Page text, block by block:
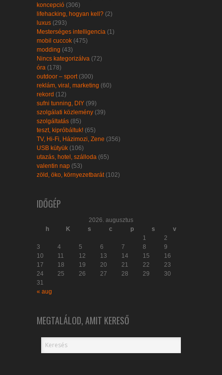
koncepció (306)
lifehacking, hogyan kell? (2)
luxus (293)
Mesterséges intelligencia (1)
mobil cuccok (475)
modding (43)
Nincs kategorizálva (72)
óra (178)
outdoor – sport (300)
reklám, viral, marketing (60)
rekord (12)
sufni tunning, DIY (99)
szolgálati közlemény (39)
szolgáltatás (85)
teszt, kipróbáltuk! (65)
TV, Hi-Fi, Házimozi, Zene (356)
USB kütyük (106)
utazás, hotel, szálloda (65)
valentin nap (53)
zöld, öko, környezetbarát (102)
IDŐGÉP
2026. augusztus
h
K s c p s
v
1
2
3
4 5 6 7 8
9
10
11 12 13 14 15
16
17
18 19 20 21 22
23
24
25 26 27 28 29
30
31
« aug
MEGTALÁLOD, AMIT KERESŐ